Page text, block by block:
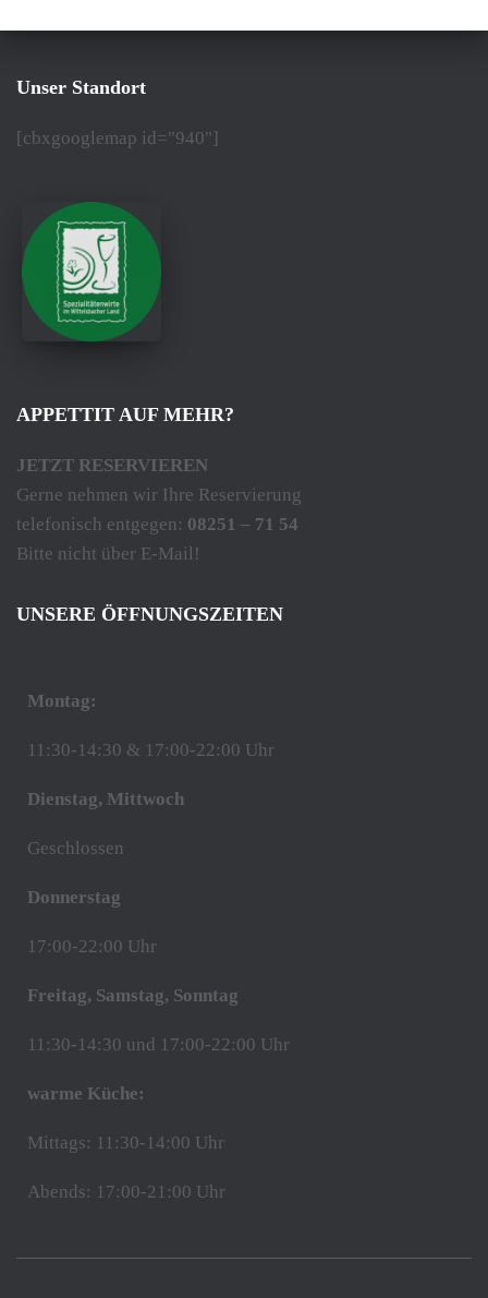
Unser Standort
[cbxgooglemap id="940"]
APPETTIT AUF MEHR?
JETZT RESERVIEREN
Gerne nehmen wir Ihre Reservierung
telefonisch entgegen: 08251 – 71 54
Bitte nicht über E-Mail!
UNSERE ÖFFNUNGSZEITEN
Montag:
11:30-14:30 & 17:00-22:00 Uhr
Dienstag, Mittwoch
Geschlossen
Donnerstag
17:00-22:00 Uhr
Freitag, Samstag, Sonntag
11:30-14:30 und 17:00-22:00 Uhr
warme Küche:
Mittags: 11:30-14:00 Uhr
Abends: 17:00-21:00 Uhr